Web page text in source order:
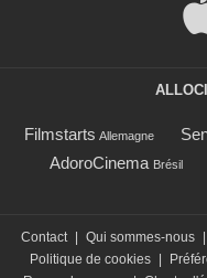
Filmstarts Allemagne
AdoroCinema Brésil
Contact Qui sommes-nous
Politique de cookies